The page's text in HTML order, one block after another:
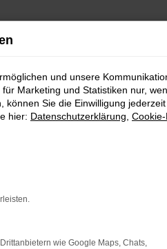
die Seite in einem
und unsere
Marketing und Statistiken nur,
Sie die Einwilligung
hier: Datenschutzerklärung
wie Google Maps, Chats,